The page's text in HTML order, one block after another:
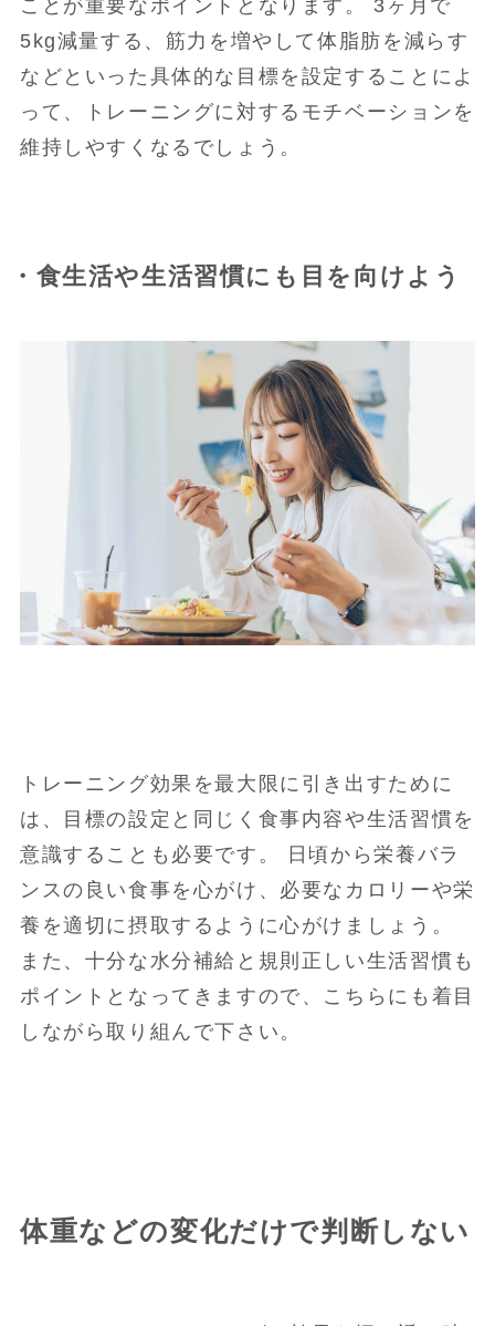
ことが重要なポイントとなります。 3ヶ月で
5kg減量する、筋力を増やして体脂肪を減らす
などといった具体的な目標を設定することによ
って、トレーニングに対するモチベーションを
維持しやすくなるでしょう。
・食生活や生活習慣にも目を向けよう
トレーニング効果を最大限に引き出すために
は、目標の設定と同じく食事内容や生活習慣を
意識することも必要です。 日頃から栄養バラ
ンスの良い食事を心がけ、必要なカロリーや栄
養を適切に摂取するように心がけましょう。
また、十分な水分補給と規則正しい生活習慣も
ポイントとなってきますので、こちらにも着目
しながら取り組んで下さい。
体重などの変化だけで判断しない